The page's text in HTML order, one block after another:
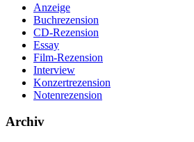
Anzeige
Buchrezension
CD-Rezension
Essay
Film-Rezension
Interview
Konzertrezension
Notenrezension
Archiv